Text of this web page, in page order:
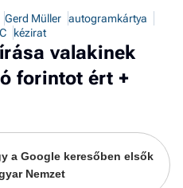
Gerd Müller autogramkártya
kézirat
valakinek
forintot ért +
a Google keresőben elsők
Nemzet